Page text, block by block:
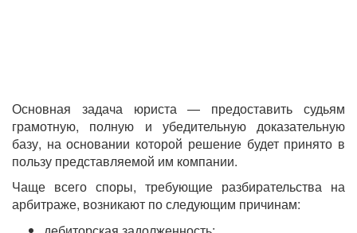
Основная задача юриста — предоставить судьям
грамотную, полную и убедительную доказательную
базу, на основании которой решение будет принято в
пользу представляемой им компании.
Чаще всего споры, требующие разбирательства на
арбитраже, возникают по следующим причинам: